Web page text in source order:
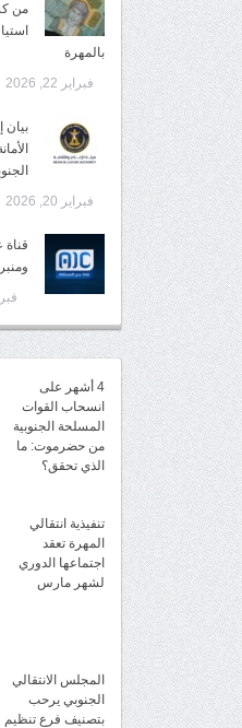
من
بالمهرة
فبراير 22, 2026
بيان
فبراير 20, 2026
فبراير
4 أشهر على
انسحاب القوات
المسلحة الجنوبية
من حضرموت: ما
الذي تحقق؟
تنفيذية انتقالي
المهرة تعقد
اجتماعها الدوري
لشهر مارس
المجلس الانتقالي
الجنوبي يرحب
بتصنيف فرع تنظيم